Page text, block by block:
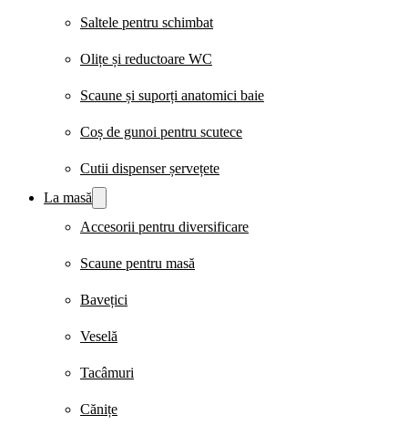
Saltele pentru schimbat
Olițe și reductoare WC
Scaune și suporți anatomici baie
Coș de gunoi pentru scutece
Cutii dispenser șervețete
La masă
Accesorii pentru diversificare
Scaune pentru masă
Bavețici
Veselă
Tacâmuri
Cănițe